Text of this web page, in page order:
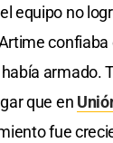
equipo no
confiaba
armado.
que en
fue